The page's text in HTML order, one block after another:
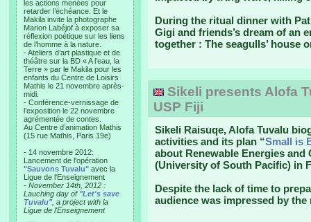
les actions menées pour
retarder l’échéance. Et le
Makila invite la photographe
Marion Labéjof à exposer sa
réflexion poétique sur les liens
de l’homme à la nature.
- Ateliers d’art plastique et de
théâtre sur la BD « A l’eau, la
Terre » par le Makila pour les
enfants du Centre de Loisirs
Mathis le 21 novembre après-
midi.
- Conférence-vernissage de
l’exposition le 22 novembre
agrémentée de contes.
Au Centre d’animation Mathis
(15 rue Mathis, Paris 19e)
- 14 novembre 2012:
Lancement de l'opération
"Sauvons Tuvalu" avec la
Ligue de l'Enseignement
- November 14th, 2012 :
Lauching day of "Let's save
Tuvalu", a project with la
Ligue de l'Enseignement
During the ritual dinner with
Gigi and friends’s dream of an
together : The seagulls’ house
Sikeli presents Alofa
USP Fiji
Sikeli Raisuqe, Alofa Tuvalu
activities and its plan “Small is
about Renewable Energies and
(University of South Pacific) in
Despite the lack of time to
audience was impressed by